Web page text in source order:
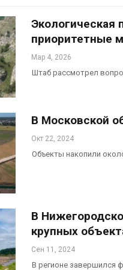
Экологическая
приоритетные
Мар 4, 2026
Штаб рассмотрел
В Московской
Окт 22, 2024
Объекты накопили
В
крупных
Сен 11, 2024
В регионе завершился
Авг 7,
Авг 6,